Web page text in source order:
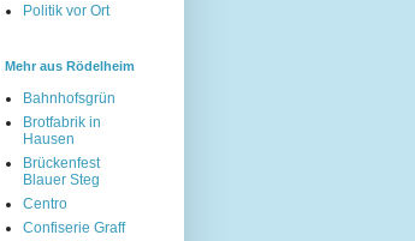
Politik vor Ort
Mehr aus Rödelheim
Bahnhofsgrün
Brotfabrik in
Hausen
Brückenfest
Blauer Steg
Centro
Confiserie Graff